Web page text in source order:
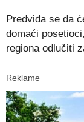
Predviđa se da
domaći
regiona odlučiti
Reklame